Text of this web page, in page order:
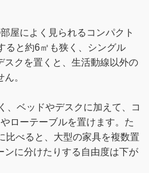
屋によく見られるコンパクト
ると約6㎡も狭く、シングル
スクを置くと、生活動線以外の
。
、ベッドやデスクに加えて、コ
ローテーブルを置けます。た
比べると、大型の家具を複数置
ンに分けたりする自由度は下が